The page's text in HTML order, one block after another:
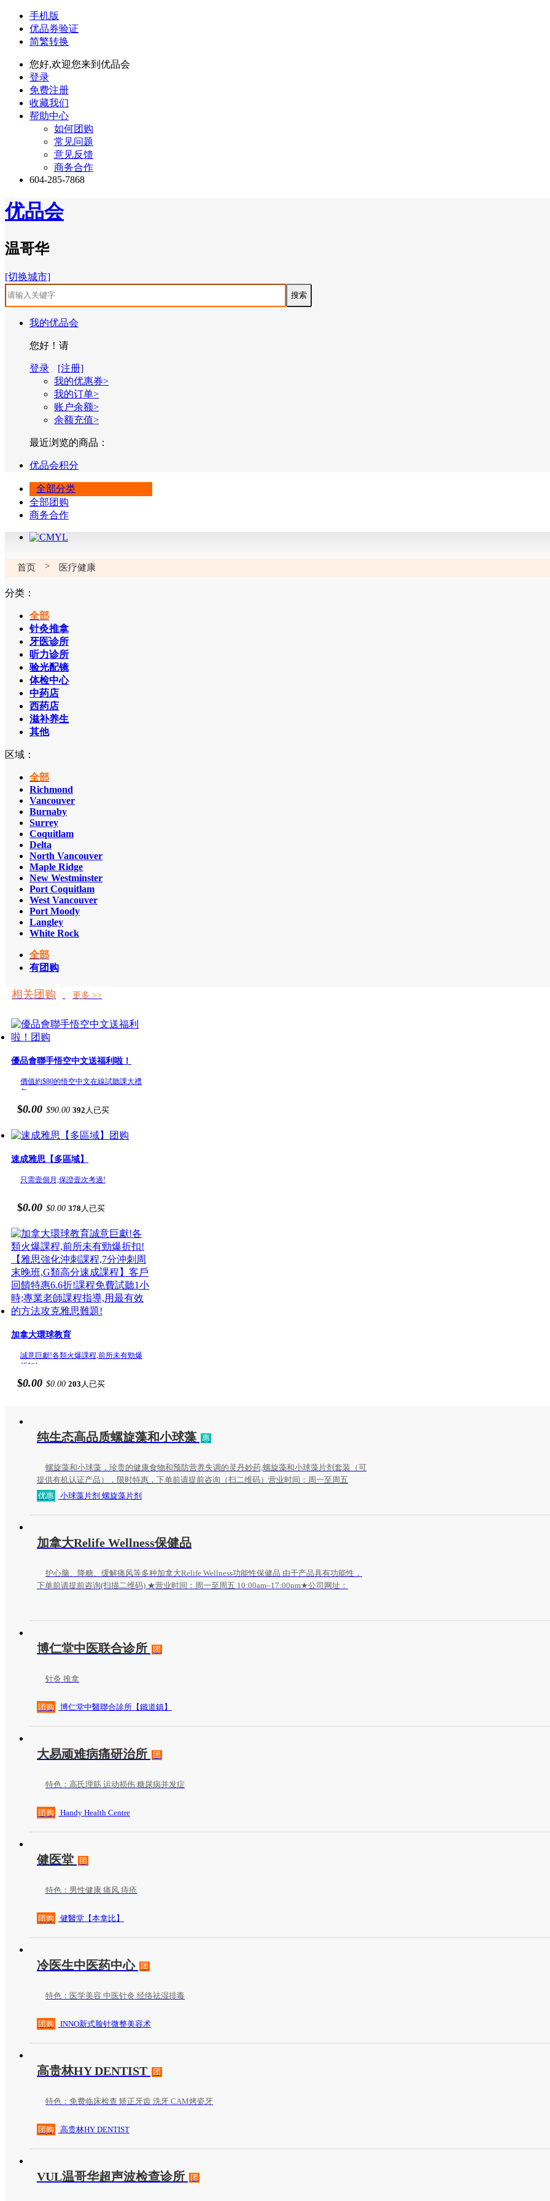
手机版
优品券验证
简繁转换
您好,欢迎您来到优品会
登录
免费注册
收藏我们
帮助中心
如何团购
常见问题
意见反馈
商务合作
604-285-7868
优品会
温哥华
[切换城市]
我的优品会
您好！请
登录
[注册]
我的优惠券>
我的订单>
账户余额>
余额充值>
最近浏览的商品：
优品会积分
全部分类
全部团购
商务合作
首页 > 医疗健康
分类：
全部
针灸推拿
牙医诊所
听力诊所
验光配镜
体检中心
中药店
西药店
滋补养生
其他
区域：
全部
Richmond
Vancouver
Burnaby
Surrey
Coquitlam
Delta
North Vancouver
Maple Ridge
New Westminster
Port Coquitlam
West Vancouver
Port Moody
Langley
White Rock
全部
有团购
相关团购 更多 >>
優品會聯手悟空中文送福利啦！
價值約$80的悟空中文在線試聽課大禮
包
$0.00 $90.00 392 人已买
速成雅思【多區域】
只需壹個月,保證壹次考過!
$0.00 $0.00 378 人已买
加拿大環球教育
誠意巨獻!各類火爆課程,前所未有勁爆
折扣!
$0.00 $0.00 203 人已买
纯生态高品质螺旋藻和小球藻 惠
螺旋藻和小球藻，珍贵的健康食物和预防营养失调的灵丹妙药,螺旋藻和小球藻片剂套装（可
提供有机认证产品），限时特惠，下单前请提前咨询（扫二维码）营业时间：周一至周五
9:00am-5:00pm。
优惠 小球藻片剂 螺旋藻片剂
加拿大Relife Wellness保健品
护心脑、降糖、缓解痛风等多种加拿大Relife Wellness功能性保健品 由于产品具有功能性，
下单前请提前咨询(扫描二维码) ★营业时间：周一至周五 10:00am–17:00pm★公司网址：
博仁堂中医联合诊所 团
针灸 推拿
团购 博仁堂中醫聯合診所【鐵道鎮】
大易顽难病痛研治所 团
特色：高氏理筋 运动损伤 糖尿病并发症
团购 Handy Health Centre
健医堂 团
特色：男性健康 痛风 痔疮
团购 健醫堂【本拿比】
冷医生中医药中心 团
特色：医学美容 中医针灸 经络祛湿排毒
团购 INNO新式脸针微整美容术
高贵林HY DENTIST 团
特色：免费临床检查 矫正牙齿 洗牙 CAM烤瓷牙
团购 高贵林HY DENTIST
VUL温哥华超声波检查诊所 团